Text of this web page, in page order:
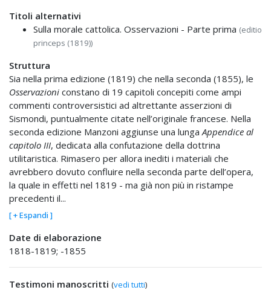
Titoli alternativi
Sulla morale cattolica. Osservazioni - Parte prima (editio
princeps (1819))
Struttura
Sia nella prima edizione (1819) che nella seconda (1855), le
Osservazioni constano di 19 capitoli concepiti come ampi
commenti controversistici ad altrettante asserzioni di
Sismondi, puntualmente citate nell’originale francese. Nella
seconda edizione Manzoni aggiunse una lungaAppendice al
capitolo III, dedicata alla confutazione della dottrina
utilitaristica. Rimasero per allora inediti i materiali che
avrebbero dovuto confluire nella seconda parte dell’opera,
la quale in effetti nel 1819 - ma già non più in ristampe
precedenti il...
[ + Espandi ]
Date di elaborazione
1818-1819; -1855
Testimoni manoscritti (vedi tutti)